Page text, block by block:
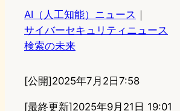
AI（人工知能）ニュース ｜
サイバーセキュリティニュース
検索の未来
[公開]2025年7月2日7:58
[最終更新]2025年9月21日 19:01